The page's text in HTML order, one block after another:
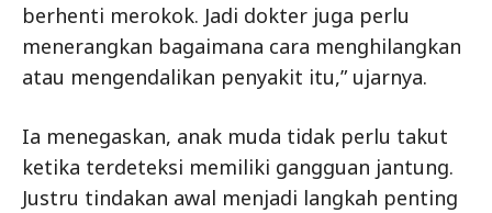
berhenti merokok. Jadi dokter juga perlu
menerangkan bagaimana cara menghilangkan
atau mengendalikan penyakit itu,” ujarnya.
Ia menegaskan, anak muda tidak perlu takut
ketika terdeteksi memiliki gangguan jantung.
Justru tindakan awal menjadi langkah penting